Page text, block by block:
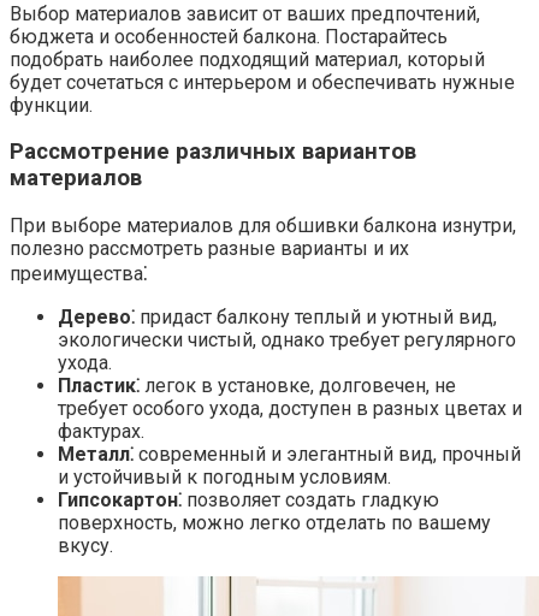
Выбор материалов зависит от ваших предпочтений,
бюджета и особенностей балкона.​ Постарайтесь
подобрать наиболее подходящий материал, который
будет сочетаться с интерьером и обеспечивать нужные
функции.​
Рассмотрение различных вариантов
материалов
При выборе материалов для обшивки балкона изнутри,
полезно рассмотреть разные варианты и их
преимущества⁚
Дерево⁚ придаст балкону теплый и уютный вид,
экологически чистый, однако требует регулярного
ухода.​
Пластик⁚ легок в установке, долговечен, не
требует особого ухода, доступен в разных цветах и
фактурах.​
Металл⁚ современный и элегантный вид, прочный
и устойчивый к погодным условиям.​
Гипсокартон⁚ позволяет создать гладкую
поверхность, можно легко отделать по вашему
вкусу.